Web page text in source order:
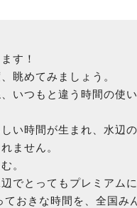
す！
眺めてみましょう。
いつもと違う時間の使
い時間が生まれ、水辺
ません。
。
でとってもプレミアムに
おきな時間を、全国み